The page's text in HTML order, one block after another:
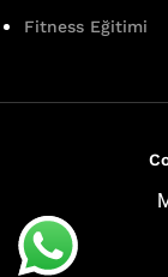
Fitness Eğitimi